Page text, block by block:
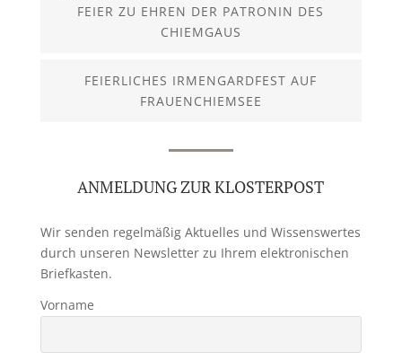
FEIER ZU EHREN DER PATRONIN DES
CHIEMGAUS
FEIERLICHES IRMENGARDFEST AUF
FRAUENCHIEMSEE
ANMELDUNG ZUR KLOSTERPOST
Wir senden regelmäßig Aktuelles und Wissenswertes
durch unseren Newsletter zu Ihrem elektronischen
Briefkasten.
Vorname